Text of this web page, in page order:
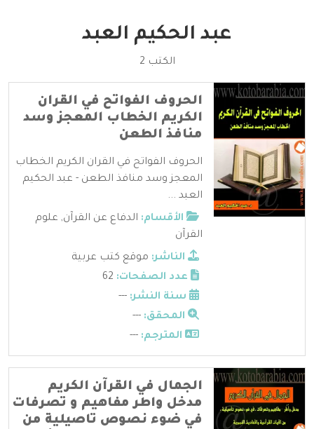
عبد الحكيم العبد
الكتب 2
الحروف الفواتح في القران
الكريم الخطاب المعجز وسد
منافذ الطعن
الحروف الفواتح في القران الكريم الخطاب
المعجز وسد منافذ الطعن - عبد الحكيم
العبد ...
الأقسام: الدفاع عن القرآن, علوم
القرآن
الناشر: موقع كتب عربية
عدد الصفحات:
سنة النشر: ---
المحقق: ---
المترجم: ---
الجمال في القرآن الكريم
مدخل واطر مفاهيم و تصرفات
في ضوء نصوص تاصيلية من